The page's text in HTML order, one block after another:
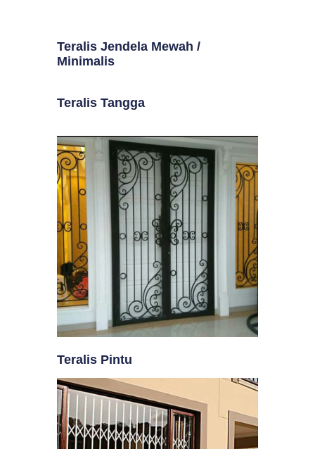
Teralis Jendela Mewah /
Minimalis
Teralis Tangga
Teralis Pintu